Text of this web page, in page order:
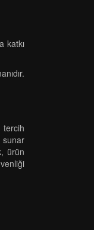
katkı
tercih
sunar
ürün